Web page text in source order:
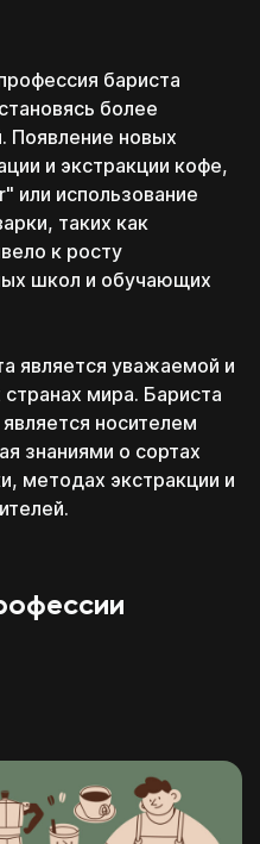
бариста
более
Появление новых
и экстракции кофе,
или использование
таких как
к росту
школ и обучающих
является уважаемой и
мира. Бариста
носителем
знаниями о сортах
методах экстракции и